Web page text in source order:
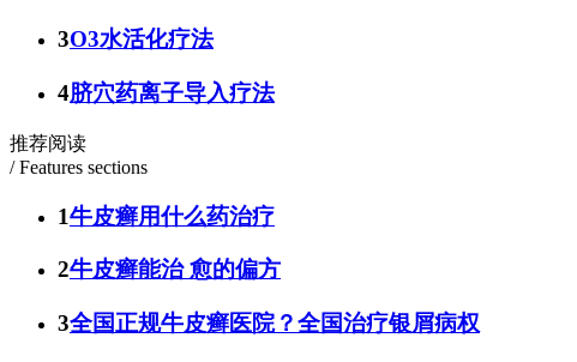
3O3水活化疗法
4脐穴药离子导入疗法
推荐阅读
/ Features sections
1牛皮癣用什么药治疗
2牛皮癣能治 愈的偏方
3全国正规牛皮癣医院？全国治疗银屑病权